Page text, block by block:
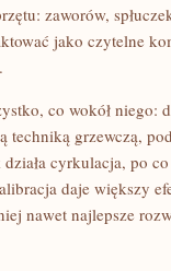
zaworów,
jako czytelne
co wokół niego:
techniką grzewczą,
cyrkulacja, po
daje większy
nawet najlepsze